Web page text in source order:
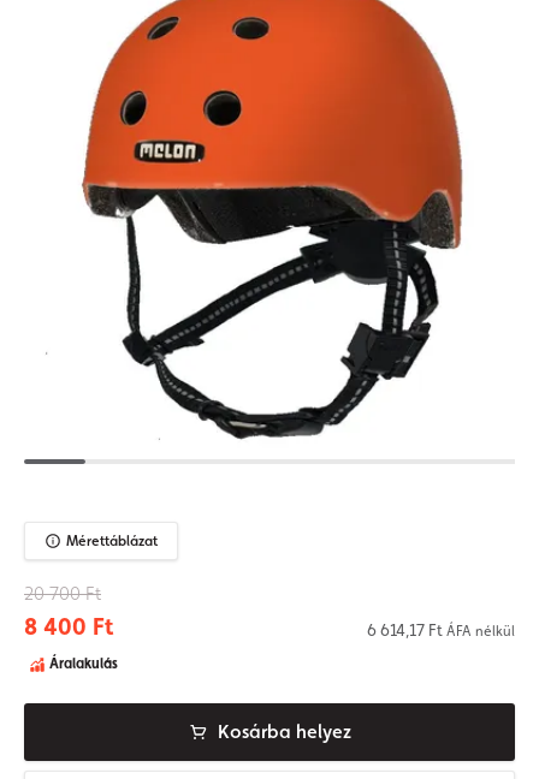
Mérettáblázat
20 700 Ft
8 400 Ft 6 614,17 Ft ÁFA nélkül
Áralakulás
Kosárba helyez